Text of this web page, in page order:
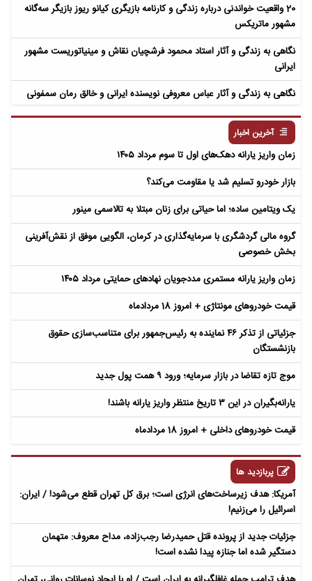
20 واقعیت خواندنی درباره زندگی و کارنامه بازیگری کیانو ریوز بازیگر سه‌گانه
مشهور ماتریکس
نگاهی به زندگی و آثار استاد محمود فرشچیان نقاش و مینیاتوریست مشهور
ایرانی
نگاهی به زندگی و آثار عباس معروفی نویسنده ایرانی و خالق رمان سمفونی
آخرین اخبار
زمان واریز یارانه دهک‌های اول تا سوم مرداد ۱۴۰۵
بازار خودرو تسلیم شد یا مقاومت می‌کند؟
یک ویتامین ساده؛ اما حیاتی برای زنان مبتلا به تالاسمی مینور
گروه مالی گردشگری با سرمایه‌گذاری در کرمان، الگویی موفق از نقش‌آفرینی
بخش خصوصی
زمان واریز یارانه مستمری مددجویان نهادهای حمایتی مرداد ۱۴۰۵
قیمت خودروهای مونتاژی + امروز 18 مردادماه
جزئیاتی از تذکر ۴۶ نماینده به رئیس‌جمهور برای متناسب‌سازی حقوق
بازنشستگان
موج تازه تقاضا در بازار سرمایه؛ ورود ۹ همت پول جدید
یارانه‌بگیران در این ۳ تاریخ منتظر واریز یارانه باشند!
قیمت خودروهای داخلی + امروز 18 مردادماه
پربازدید ها
آمریکا: هدف زیرساخت‌های انرژی است؛ برق کل تهران قطع می‌شود! / ایران:
اسرائیل را می‌زنیم!
جزئیات جدید از پرونده قتل حمیدرضا رجب‌زاده، مداح معروف: متهمان
دستگیر شده اما جنازه پیدا نشده است!